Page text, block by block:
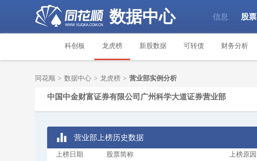
数据中心 信息 股票
科创板 龙虎榜 新股数据 可转债 财务分析
同花顺 > 数据中心 > 龙虎榜 > 营业部实例分析
中国中金财富证券有限公司广州科学大道证券营业部
营业部上榜历史数据
上榜日期 股票简称 上榜原因